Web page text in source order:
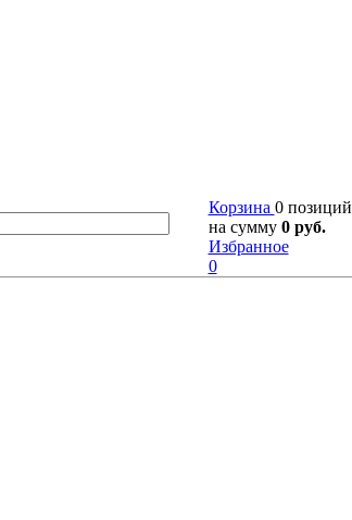
Корзина 0 позиций
на сумму 0 руб.
Избранное
0